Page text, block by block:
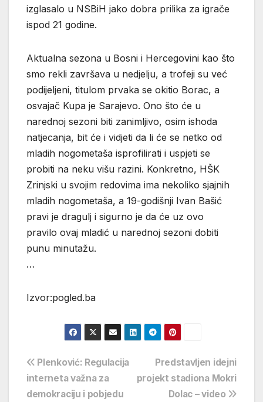
izglasalo u NSBiH jako dobra prilika za igrače
ispod 21 godine.
Aktualna sezona u Bosni i Hercegovini kao što
smo rekli završava u nedjelju, a trofeji su već
podijeljeni, titulom prvaka se okitio Borac, a
osvajač Kupa je Sarajevo. Ono što će u
narednoj sezoni biti zanimljivo, osim ishoda
natjecanja, bit će i vidjeti da li će se netko od
mladih nogometaša isprofilirati i uspjeti se
probiti na neku višu razini. Konkretno, HŠK
Zrinjski u svojim redovima ima nekoliko sjajnih
mladih nogometaša, a 19-godišnji Ivan Bašić
pravi je dragulj i sigurno je da će uz ovo
pravilo ovaj mladić u narednoj sezoni dobiti
punu minutažu.
…
Izvor:pogled.ba
Navigacija
objava
Predstavljen idejni
projekt stadiona Mokri
Dolac – video
Plenković: Regulacija
interneta važna za
demokraciju i pobjedu